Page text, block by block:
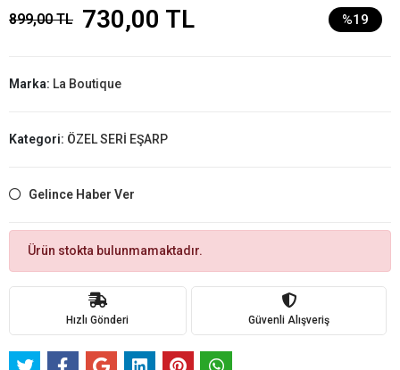
899,00 TL 730,00 TL %19
Marka: La Boutique
Kategori: ÖZEL SERİ EŞARP
Gelince Haber Ver
Ürün stokta bulunmamaktadır.
Hızlı Gönderi Güvenli Alışveriş